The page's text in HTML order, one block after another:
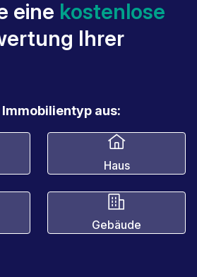
eine kostenlose
Ihrer
aus:
Haus
Gebäude